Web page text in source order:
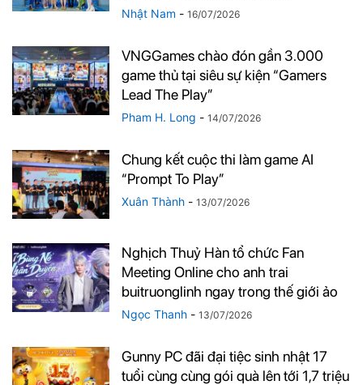
Nhật Nam - 16/07/2026
VNGGames chào đón gần 3.000
game thủ tại siêu sự kiện “Gamers
Lead The Play”
Pham H. Long - 14/07/2026
Chung kết cuộc thi làm game AI
“Prompt To Play”
Xuân Thành - 13/07/2026
Nghịch Thuỷ Hàn tổ chức Fan
Meeting Online cho anh trai
buitruonglinh ngay trong thế giới ảo
Ngọc Thanh - 13/07/2026
Gunny PC đãi đại tiệc sinh nhật 17
tuổi cùng cùng gói quà lên tới 1,7 triệu